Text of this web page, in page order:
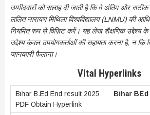
उम्मीदवारों को सलाह दी जाती है कि वे अंतिम और
ललित नारायण मिथिला विश्वविद्यालय (LNMU) की
नियमित रूप से विज़िट करें। यह लेख शैक्षणिक उद्देश्य
उद्देश्य केवल उपयोगकर्ताओं की सहायता करना है, न कि
जानकारी फैलाना।
Vital Hyperlinks
Bihar BEd